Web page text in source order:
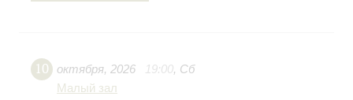
10 октября, 2026 19:00, Сб
Малый зал